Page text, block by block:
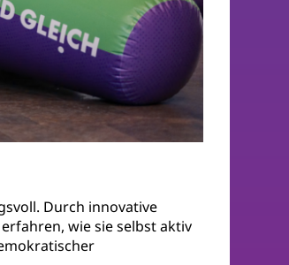
Durch innovative
wie sie selbst aktiv